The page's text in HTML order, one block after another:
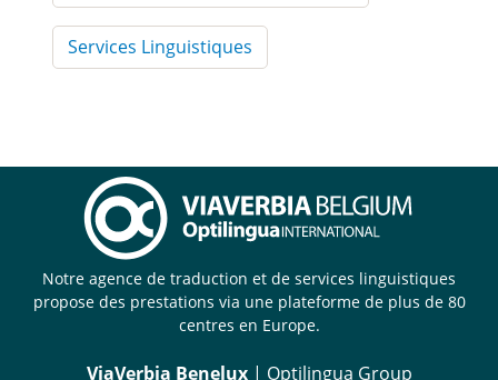
Services Linguistiques
Notre agence de traduction et de services linguistiques
propose des prestations via une plateforme de plus de 80
centres en Europe.
ViaVerbia Benelux| Optilingua Group